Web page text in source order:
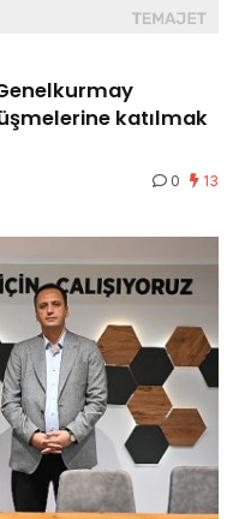
katılmak
0 13